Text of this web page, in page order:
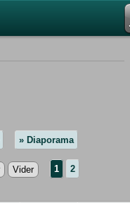
» Diaporama
1
2